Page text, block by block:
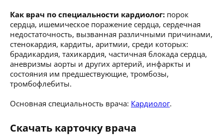
Как врач по специальности кардиолог: порок
сердца, ишемическое поражение сердца, сердечная
недостаточность, вызванная различными причинами,
стенокардия, кардиты, аритмии, среди которых:
брадикардия, тахикардия, частичная блокада сердца,
аневризмы аорты и других артерий, инфаркты и
состояния им предшествующие, тромбозы,
тромбофлебиты.
Основная специальность врача: Кардиолог.
Скачать карточку врача